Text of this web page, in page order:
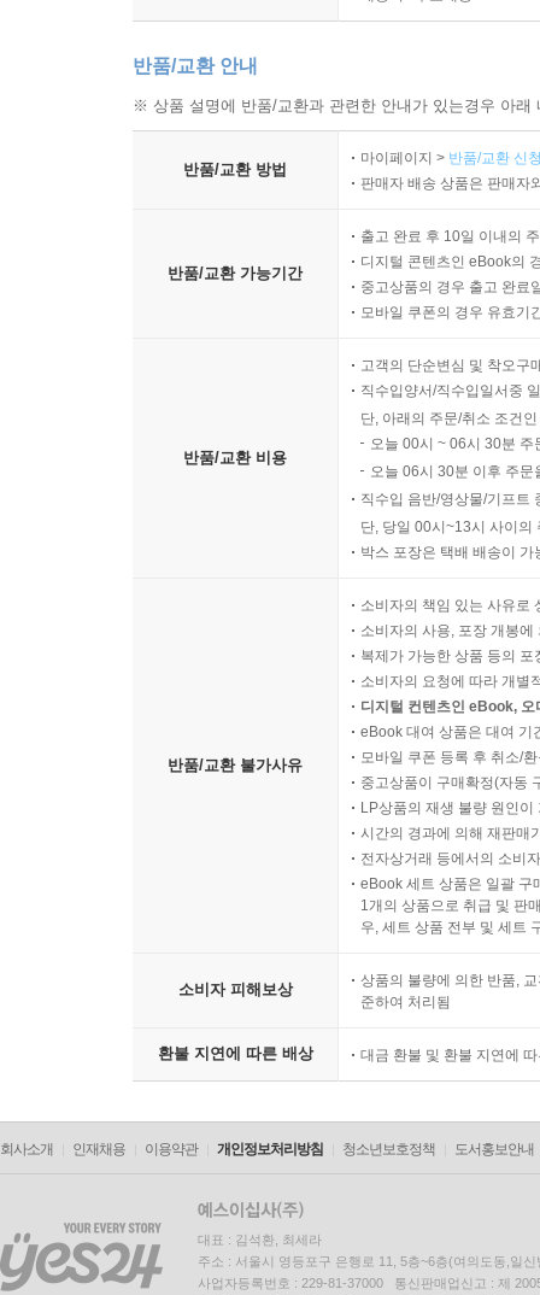
반품/교환 안내
※ 상품 설명에 반품/교환과 관련한 안내가 있는경우 아
반품/교환 방법
마이페이지 > 반품/교환 신
판매자 배송 상품은 판매자
반품/교환 가능기간
출고 완료 후 10일 이내의
디지털 콘텐츠인 eBook의
중고상품의 경우 출고 완료
모바일 쿠폰의 경우 유효기
반품/교환 비용
고객의 단순변심 및 착오구
직수입양서/직수입일서중
단, 아래의 주문/취소 조건
오늘 00시 ~ 06시 30분
오늘 06시 30분 이후 주
직수입 음반/영상물/기프트
단, 당일 00시~13시 사이의
박스 포장은 택배 배송이
반품/교환 불가사유
소비자의 책임 있는 사유로
소비자의 사용, 포장 개봉
복제가 가능한 상품 등의
소비자의 요청에 따라 개별
디지털 컨텐츠인 eBook,
eBook 대여 상품은 대여 기
모바일 쿠폰 등록 후 취소/
중고상품이 구매확정(자동
LP상품의 재생 불량 원인
시간의 경과에 의해 재판매
전자상거래 등에서의 소비
eBook 세트 상품은 일괄 구
1개의 상품으로 취급 및 판
우, 세트 상품 전부 및 세트
소비자 피해보상
상품의 불량에 의한 반품,
준하여 처리됨
환불 지연에 따른 배상 대금 환불 및 환불 지연에
회사소개 인재채용 이용약관 개인정보처리방침 청소년보호정책 도서홍보안내
대표 : 김석환, 최세라
주소 : 서울시 영등포구 은행로 11, 5층~6층(여의도동,일신
사업자등록번호 : 229-81-37000 통신판매업신고 : 제